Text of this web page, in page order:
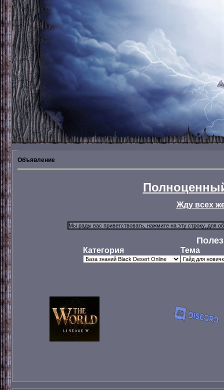
Объявление
Жду всех
Категория Тема